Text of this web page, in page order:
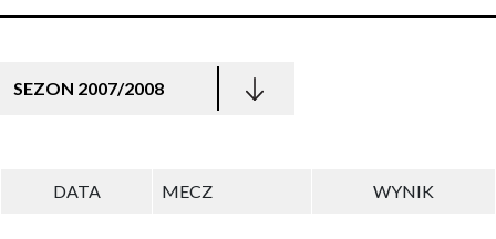
SEZON 2007/2008
DATA MECZ WYNIK